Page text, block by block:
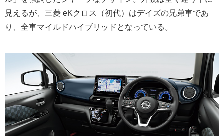
見えるが、三菱 eKクロス（初代）はデイズの兄弟車であ
り、全車マイルドハイブリッドとなっている。